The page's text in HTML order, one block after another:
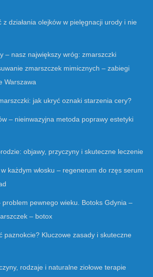
z działania olejków w pielęgnacji urody i nie
– nasz największy wróg: zmarszczki
zmarszczek mimicznych – zabiegi
Warszawa
jak ukryć oznaki starzenia cery?
– nieinwazyjna metoda poprawy estetyki
objawy, przyczyny i skuteczne leczenie
każdym włosku – regenerum do rzęs serum
problem pewnego wieku. Botoks Gdynia –
– botox
paznokcie? Kluczowe zasady i skuteczne
rodzaje i naturalne ziołowe terapie